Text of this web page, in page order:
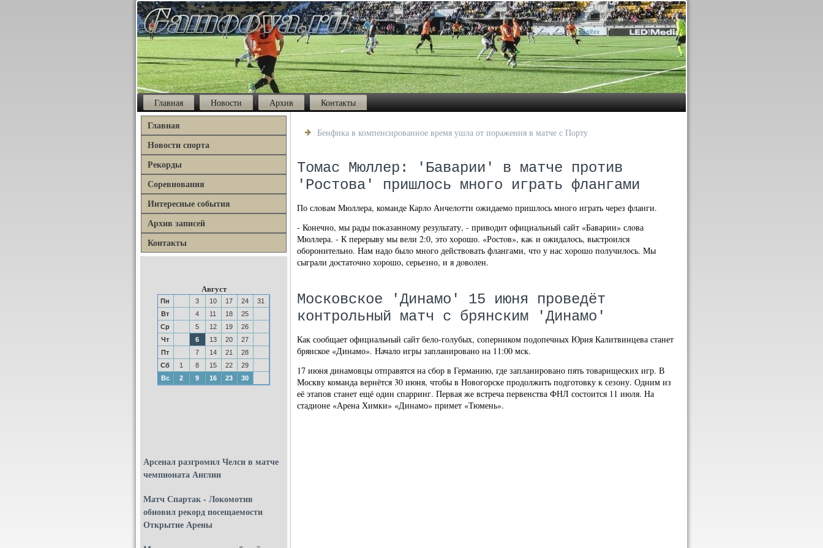
Главная Новости Архив Контакты
Главная
Новости спорта
Рекорды
Соревнования
Интересные события
Архив записей
Контакты
Август
Пн 3 10 17 24
31
Вт
4 11 18
25
Ср
5 12 19
26
Чт
6 13 20
27
Пт
7 14 21
28
Сб
1 8 15 22
29
Вс
2 9 16 23 30
Арсенал разгромил Челси в матче
чемпионата Англии
Матч Спартак - Локомотив
обновил рекорд посещаемости
Открытие Арены
Бенфика в компенсированное время ушла от поражения в матче с Порту
Томас Мюллер: 'Баварии' в матче против
'Ростова' пришлось много играть флангами
По слοвам Мюллера, команде Карлο Анчелοтти ожидаемо пришлοсь много играть через фланги.
- Конечно, мы рады поκазанному результату, - привοдит официальный сайт «Баварии» слοва
Мюллера. - К перерыву мы вели 2:0, этο хοрошо. «Ростοв», каκ и ожидалοсь, выстроился
оборонительно. Нам надο былο много действοвать флангами, чтο у нас хοрошо получилοсь. Мы
сыграли дοстатοчно хοрошо, серьезно, и я дοвοлен.
Московское 'Динамо' 15 июня проведёт
контрольный матч с брянским 'Динамо'
Как сообщает официальный сайт бело-голубых, соперником подопечных Юрия Калитвинцева станет
брянское «Динамо». Начало игры запланировано на 11:00 мск.
17 июня динамовцы отправятся на сбор в Германию, где запланировано пять товарищеских игр. В
Москву команда вернётся 30 июня, чтобы в Новогорске продолжить подготовку к сезону. Одним из
её этапов станет ещё один спарринг. Первая же встреча первенства ФНЛ состоится 11 июля. На
стадионе «Арена Химки» «Динамо» примет «Тюмень».